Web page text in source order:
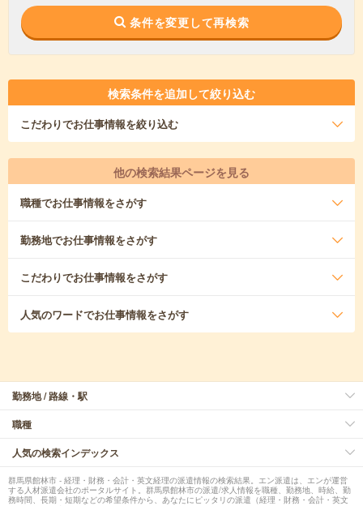
条件を変更して再検索
検索条件を追加して絞り込む
こだわりでお仕事情報を絞り込む
他の検索結果ページを見る
職種でお仕事情報をさがす
勤務地でお仕事情報をさがす
こだわりでお仕事情報をさがす
人気のワードでお仕事情報をさがす
勤務地 / 路線・駅
職種
人気の検索インデックス
群馬県館林市 - 経理・財務・会計・英文経理の派遣情報の検索結果。エン派遣は、エンが運営
する人材派遣会社のポータルサイト。群馬県館林市の派遣/求人情報を職種、勤務地、時給、勤
務時間、長期・短期などの希望条件から、あなたにピッタリの派遣（経理・財務・会計・英文